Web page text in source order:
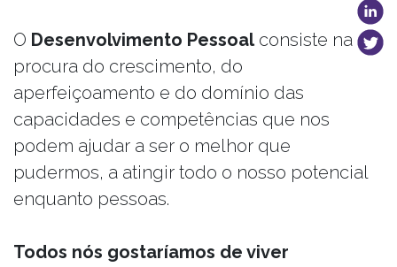
O Desenvolvimento Pessoalconsiste na
procura do crescimento, do
aperfeiçoamento e do domínio das
capacidades e competências que nos
podem ajudar a ser o melhor que
pudermos, a atingir todo o nosso potencial
enquanto pessoas.
Todos nós gostaríamos de viver